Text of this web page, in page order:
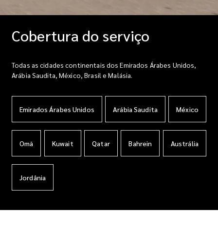
Cobertura do serviço
Todas as cidades continentais dos Emirados Árabes Unidos,
Arábia Saudita, México, Brasil e Malásia.
Emirados Árabes Unidos Arábia Saudita México
Omã Kuwait Qatar Bahrein Austrália
Jordânia